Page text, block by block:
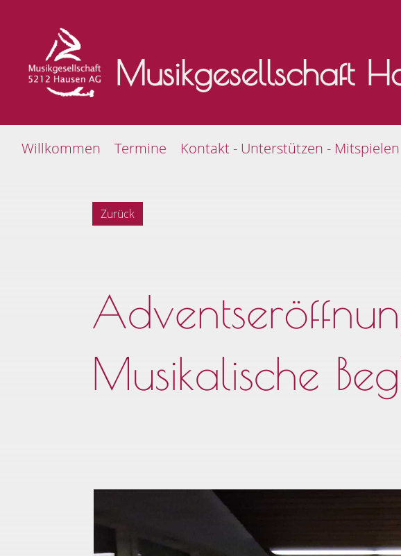
Musikgesellschaft
Willkommen Termine Kontakt - Unterstützen - Mitspielen
Zurück
Musikalische